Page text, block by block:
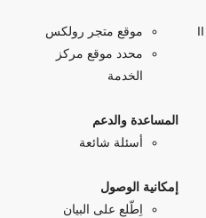
موقع متجر رولكس
محدد موقع مركز
الخدمة
المساعدة والدعم
أسئلة شائعة
إمكانية الوصول
اِطّلع على البيان